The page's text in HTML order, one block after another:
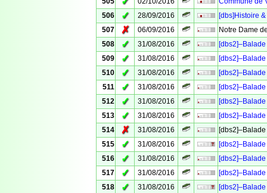
506
✓ 28/09/2016
[dbs]Histoire
507
✗ 06/09/2016
Notre Dame
508
✓ 31/08/2016
509
✓ 31/08/2016
510
✓ 31/08/2016
511
✓ 31/08/2016
512
✓ 31/08/2016
513
✓ 31/08/2016
514
✗ 31/08/2016
515
✓ 31/08/2016
516
✓ 31/08/2016
517
✓ 31/08/2016
518
✓ 31/08/2016